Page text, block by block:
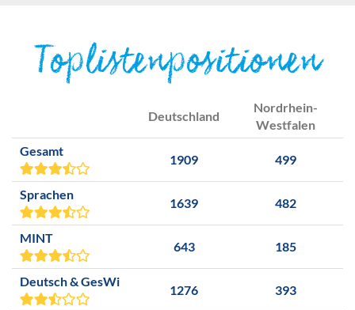
Toplistenpositionen
Deutschland
Nordrhein-
Westfalen
Gesamt
1909 499
Sprachen
1639 482
MINT
643 185
Deutsch & GesWi
1276 393